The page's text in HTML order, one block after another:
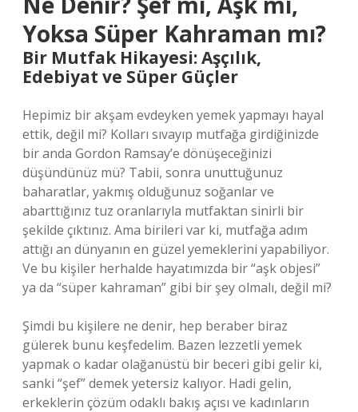
Yoksa Süper Kahraman mı?
Bir Mutfak Hikayesi: Aşçılık,
Edebiyat ve Süper Güçler
Hepimiz bir akşam evdeyken yemek yapmayı hayal
ettik, değil mi? Kolları sıvayıp mutfağa girdiğinizde
bir anda Gordon Ramsay’e dönüşeceğinizi
düşündünüz mü? Tabii, sonra unuttuğunuz
baharatlar, yakmış olduğunuz soğanlar ve
abarttığınız tuz oranlarıyla mutfaktan sinirli bir
şekilde çıktınız. Ama birileri var ki, mutfağa adım
attığı an dünyanın en güzel yemeklerini yapabiliyor.
Ve bu kişiler herhalde hayatımızda bir “aşk objesi”
ya da “süper kahraman” gibi bir şey olmalı, değil mi?
Şimdi bu kişilere ne denir, hep beraber biraz
gülerek bunu keşfedelim. Bazen lezzetli yemek
yapmak o kadar olağanüstü bir beceri gibi gelir ki,
sanki “şef” demek yetersiz kalıyor. Hadi gelin,
erkeklerin çözüm odaklı bakış açısı ve kadınların